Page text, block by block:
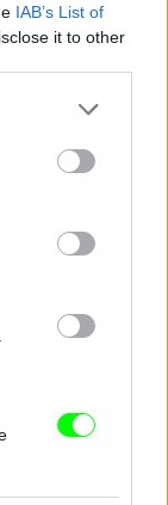
IAB’s List of
it to other
more Google
may click to
party tags to
below Google